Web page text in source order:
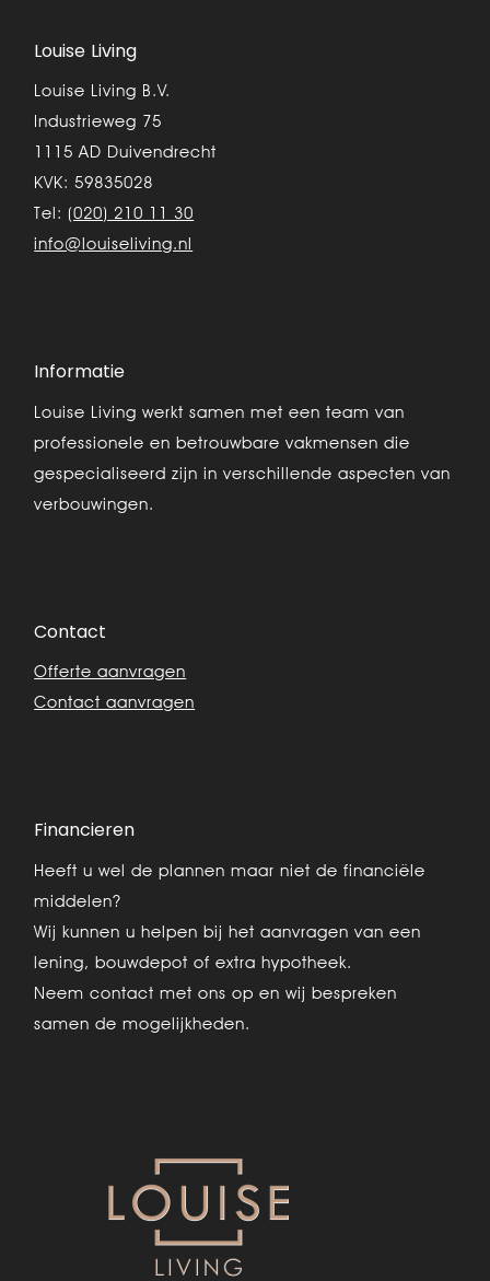
Louise Living
Louise Living B.V.
Industrieweg 75
1115 AD Duivendrecht
KVK: 59835028
Tel: (020) 210 11 30
info@louiseliving.nl
Informatie
Louise Living werkt samen met een team van
professionele en betrouwbare vakmensen die
gespecialiseerd zijn in verschillende aspecten van
verbouwingen.
Contact
Offerte aanvragen
Contact aanvragen
Financieren
Heeft u wel de plannen maar niet de financiële
middelen?
Wij kunnen u helpen bij het aanvragen van een
lening, bouwdepot of extra hypotheek.
Neem contact met ons op en wij bespreken
samen de mogelijkheden.